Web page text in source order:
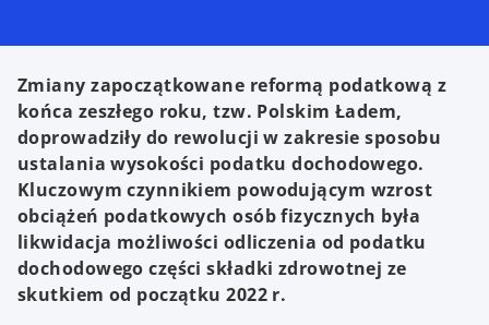
Zmiany zapoczątkowane reformą podatkową z
końca zeszłego roku, tzw. Polskim Ładem,
doprowadziły do rewolucji w zakresie sposobu
ustalania wysokości podatku dochodowego.
Kluczowym czynnikiem powodującym wzrost
obciążeń podatkowych osób fizycznych była
likwidacja możliwości odliczenia od podatku
dochodowego części składki zdrowotnej ze
skutkiem od początku 2022 r.